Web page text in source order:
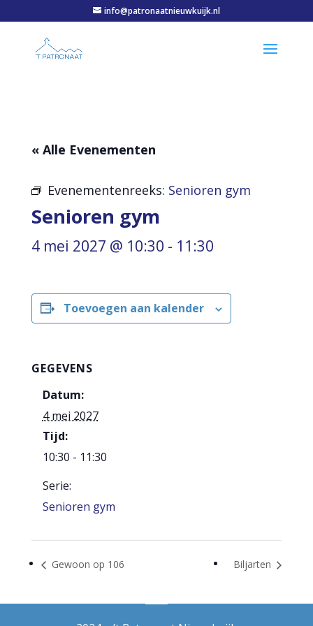
info@patronaatnieuwkuijk.nl
« Alle Evenementen
Evenementenreeks: Senioren gym
Senioren gym
4 mei 2027 @ 10:30 - 11:30
Toevoegen aan kalender
GEGEVENS
Datum:
4 mei 2027
Tijd:
10:30 - 11:30
Serie:
Senioren gym
Gewoon op 106 Biljarten